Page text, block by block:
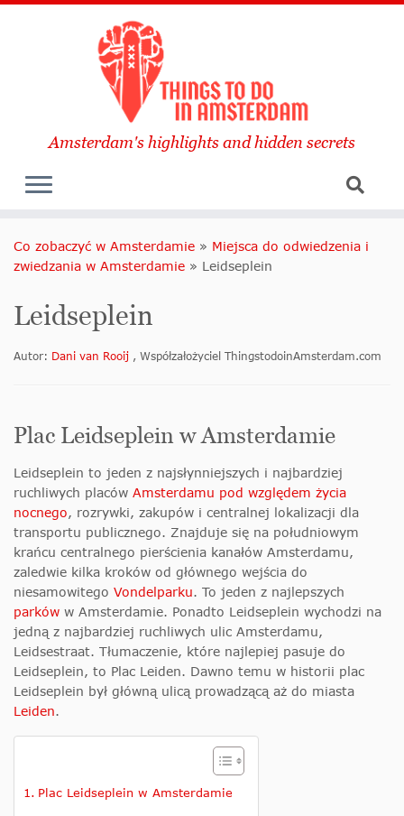
Amsterdam's highlights and hidden secrets
Co zobaczyć w Amsterdamie » Miejsca do odwiedzenia i
zwiedzania w Amsterdamie » Leidseplein
Leidseplein
Autor: Dani van Rooij , Współzałożyciel ThingstodoinAmsterdam.com
Plac Leidseplein w Amsterdamie
Leidseplein to jeden z najsłynniejszych i najbardziej
ruchliwych placów Amsterdamu pod względem życia
nocnego, rozrywki, zakupów i centralnej lokalizacji dla
transportu publicznego. Znajduje się na południowym
krańcu centralnego pierścienia kanałów Amsterdamu,
zaledwie kilka kroków od głównego wejścia do
niesamowitego Vondelparku. To jeden z najlepszych
parków w Amsterdamie. Ponadto Leidseplein wychodzi na
jedną z najbardziej ruchliwych ulic Amsterdamu,
Leidsestraat. Tłumaczenie, które najlepiej pasuje do
Leidseplein, to Plac Leiden. Dawno temu w historii plac
Leidseplein był główną ulicą prowadzącą aż do miasta
Leiden.
Plac Leidseplein w Amsterdamie